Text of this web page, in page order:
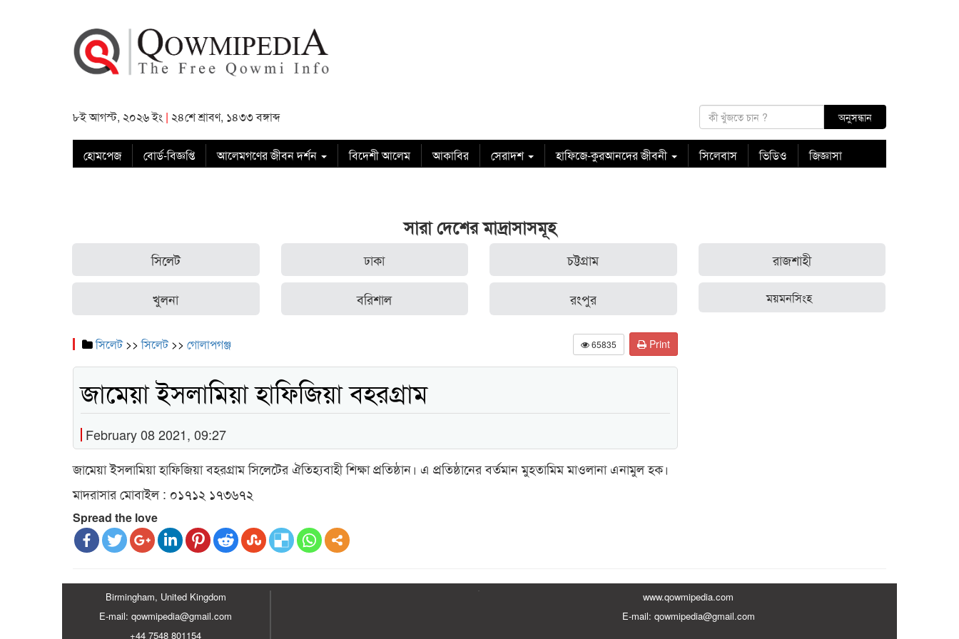
৮ই আগস্ট, ২০২৬ ইং | ২৪শে শ্রাবণ, ১৪৩৩ বঙ্গাব্দ
হোমপেজ বোর্ড-বিজ্ঞপ্তি আলেমগণের জীবন দর্শন বিদেশী আলেম আকাবির সেরাদশ হাফিজে-কুরআনদের জীবনী সিলেবাস ভিডিও জিজ্ঞাসা
সারা দেশের মাদ্রাসাসমূহ
সিলেট ঢাকা চট্টগ্রাম রাজশাহী
খুলনা বরিশাল রংপুর ময়মনসিংহ
সিলেট>>সিলেট>> গোলাপগঞ্জ 65835 Print
জামেয়া ইসলামিয়া হাফিজিয়া বহরগ্রাম
February 08 2021, 09:27
জামেয়া ইসলামিয়া হাফিজিয়া বহরগ্রাম সিলেটের ঐতিহ্যবাহী শিক্ষা প্রতিষ্ঠান। এ প্রতিষ্ঠানের বর্তমান মুহতামিম মাওলানা এনামুল হক।
মাদরাসার মোবাইল : ০১৭১২ ১৭৩৬৭২
Spread the love
Birmingham, United Kingdom
E-mail: qowmipedia@gmail.com
+44 7548 801154
www.qowmipedia.com
E-mail: qowmipedia@gmail.com